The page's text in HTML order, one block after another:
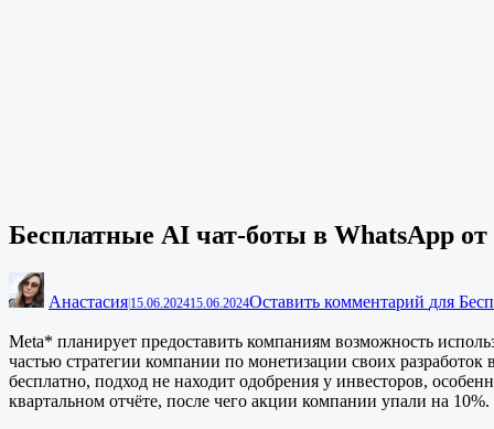
Бесплатные AI чат-боты в WhatsApp
Анастасия 15.06.202415.06.2024Оставить комментарий для
Meta* планирует предоставить компаниям возможность
частью стратегии компании по монетизации своих
бесплатно, подход не находит одобрения у инвесторов,
квартальном отчёте, после чего акции компании упали на 10%.